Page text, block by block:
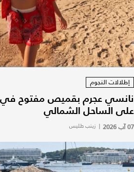
إطلالات النجوم
نانسي عجرم بقميص مفتوح
على الساحل الشمالي
07 آب 2026 | زينب طليس